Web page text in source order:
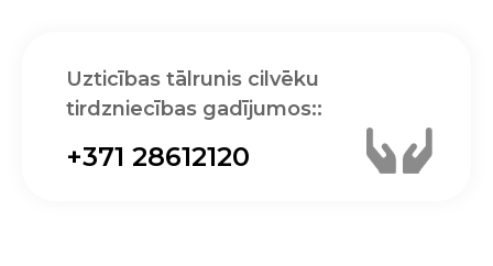
Uzticības tālrunis cilvēku
tirdzniecības gadījumos::
+371 28612120